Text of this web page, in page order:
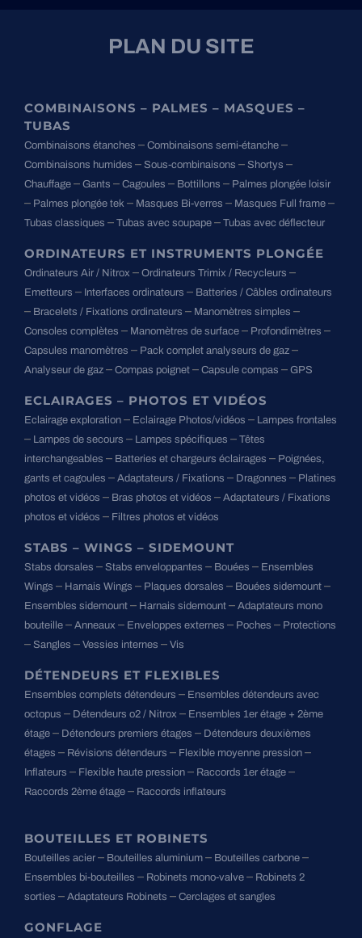
PLAN DU SITE
COMBINAISONS – PALMES – MASQUES –
TUBAS
Combinaisons étanches – Combinaisons semi-étanche–
Combinaisons humides – Sous-combinaisons – Shortys –
Chauffage– Gants – Cagoules – Bottillons – Palmes plongée loisir
– Palmes plongée tek – Masques Bi-verres – Masques Full frame–
Tubas classiques – Tubas avec soupape– Tubas avec déflecteur
ORDINATEURS ET INSTRUMENTS PLONGÉE
Ordinateurs Air / Nitrox – Ordinateurs Trimix / Recycleurs –
Emetteurs – Interfaces ordinateurs – Batteries / Câbles ordinateurs
– Bracelets / Fixations ordinateurs – Manomètres simples –
Consoles complètes – Manomètres de surface– Profondimètres –
Capsules manomètres – Pack complet analyseurs de gaz–
Analyseur de gaz– Compas poignet– Capsule compas – GPS
ECLAIRAGES – PHOTOS ET VIDÉOS
Eclairage exploration– Eclairage Photos/vidéos – Lampes frontales
– Lampes de secours – Lampes spécifiques – Têtes
interchangeables – Batteries et chargeurs éclairages – Poignées,
gants et cagoules – Adaptateurs / Fixations – Dragonnes – Platines
photos et vidéos – Bras photos et vidéos – Adaptateurs / Fixations
photos et vidéos – Filtres photos et vidéos
STABS – WINGS – SIDEMOUNT
Stabs dorsales – Stabs enveloppantes – Bouées – Ensembles
Wings – Harnais Wings – Plaques dorsales – Bouées sidemount–
Ensembles sidemount– Harnais sidemount– Adaptateurs mono
bouteille– Anneaux – Enveloppes externes – Poches – Protections
– Sangles – Vessies internes – Vis
DÉTENDEURS ET FLEXIBLES
Ensembles complets détendeurs – Ensembles détendeurs avec
octopus – Détendeurs o2 / Nitrox – Ensembles 1er étage + 2ème
étage– Détendeurs premiers étages – Détendeurs deuxièmes
étages – Révisions détendeurs – Flexible moyenne pression–
Inflateurs – Flexible haute pression– Raccords 1er étage–
Raccords 2ème étage– Raccords inflateurs
BOUTEILLES ET ROBINETS
Bouteilles acier– Bouteilles aluminium– Bouteilles carbone–
Ensembles bi-bouteilles – Robinets mono-valve– Robinets 2
sorties – Adaptateurs Robinets – Cerclages et sangles
GONFLAGE